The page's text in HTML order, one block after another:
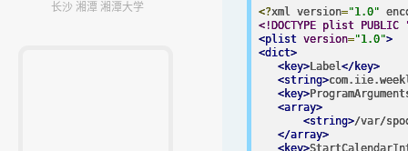
长沙 湘潭 湘潭大学 <?xml version="1.0"
<!DOCTYPE plist
<plist version="1.0">
<dict>
<key> Label</key>
<string>
<key>
<array>
<string>/var/
</array>
<key>